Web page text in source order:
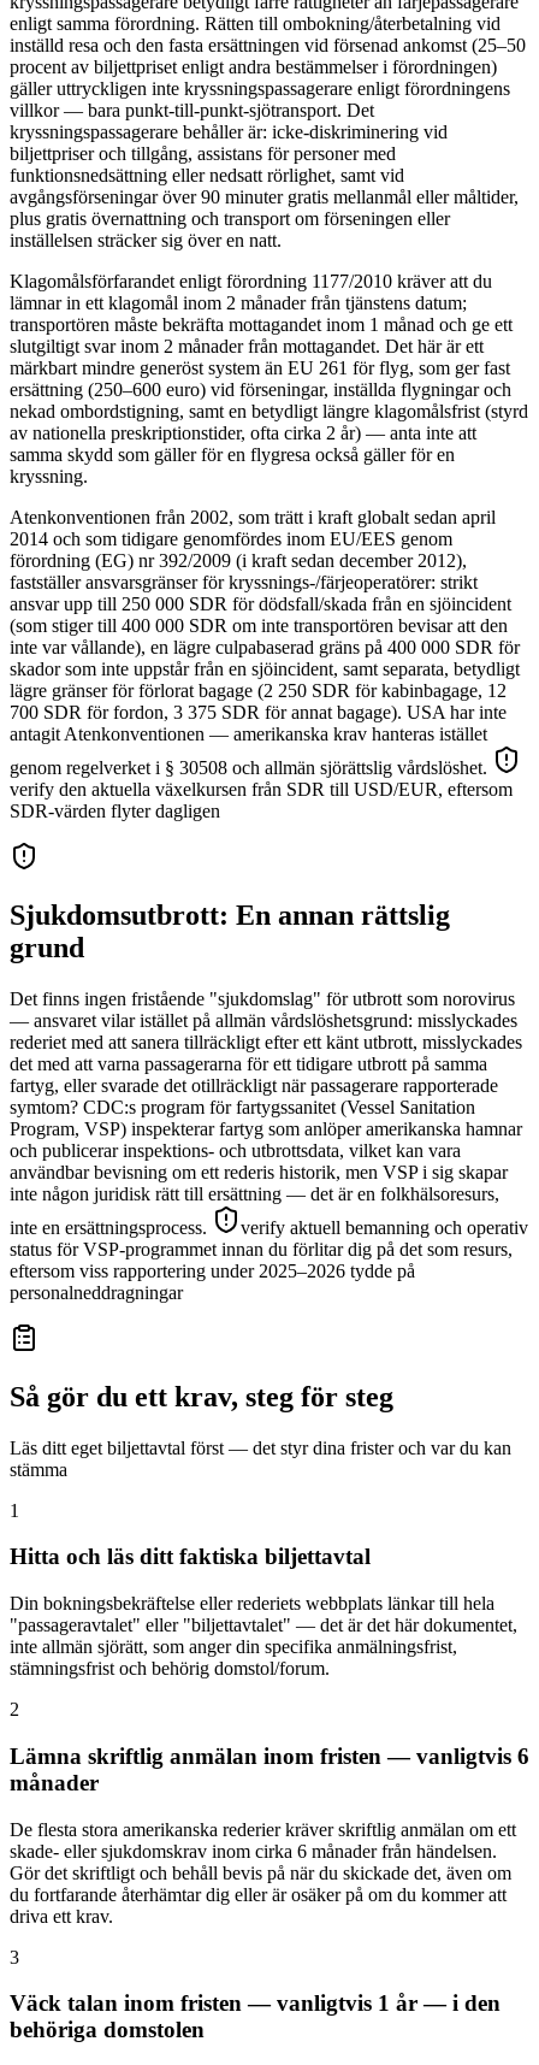
enligt samma förordning. Rätten till ombokning/återbetalning vid
inställd resa och den fasta ersättningen vid försenad ankomst (25–50
procent av biljettpriset enligt andra bestämmelser i förordningen)
gäller uttryckligen inte kryssningspassagerare enligt förordningens
villkor — bara punkt-till-punkt-sjötransport. Det
kryssningspassagerare behåller är: icke-diskriminering vid
biljettpriser och tillgång, assistans för personer med
funktionsnedsättning eller nedsatt rörlighet, samt vid
avgångsförseningar över 90 minuter gratis mellanmål eller måltider,
plus gratis övernattning och transport om förseningen eller
inställelsen sträcker sig över en natt.
Klagomålsförfarandet enligt förordning 1177/2010 kräver att du
lämnar in ett klagomål inom 2 månader från tjänstens datum;
transportören måste bekräfta mottagandet inom 1 månad och ge ett
slutgiltigt svar inom 2 månader från mottagandet. Det här är ett
märkbart mindre generöst system än EU 261 för flyg, som ger fast
ersättning (250–600 euro) vid förseningar, inställda flygningar och
nekad ombordstigning, samt en betydligt längre klagomålsfrist (styrd
av nationella preskriptionstider, ofta cirka 2 år) — anta inte att
samma skydd som gäller för en flygresa också gäller för en
kryssning.
Atenkonventionen från 2002, som trätt i kraft globalt sedan april
2014 och som tidigare genomfördes inom EU/EES genom
förordning (EG) nr 392/2009 (i kraft sedan december 2012),
fastställer ansvarsgränser för kryssnings-/färjeoperatörer: strikt
ansvar upp till 250 000 SDR för dödsfall/skada från en sjöincident
(som stiger till 400 000 SDR om inte transportören bevisar att den
inte var vållande), en lägre culpabaserad gräns på 400 000 SDR för
skador som inte uppstår från en sjöincident, samt separata, betydligt
lägre gränser för förlorat bagage (2 250 SDR för kabinbagage, 12
700 SDR för fordon, 3 375 SDR för annat bagage). USA har inte
antagit Atenkonventionen — amerikanska krav hanteras istället
genom regelverket i § 30508 och allmän sjörättslig vårdslöshet.
verify den aktuella växelkursen från SDR till USD/EUR, eftersom
SDR-värden flyter dagligen
Sjukdomsutbrott: En annan rättslig
grund
Det finns ingen fristående "sjukdomslag" för utbrott som norovirus
— ansvaret vilar istället på allmän vårdslöshetsgrund: misslyckades
rederiet med att sanera tillräckligt efter ett känt utbrott, misslyckades
det med att varna passagerarna för ett tidigare utbrott på samma
fartyg, eller svarade det otillräckligt när passagerare rapporterade
symtom? CDC:s program för fartygssanitet (Vessel Sanitation
Program, VSP) inspekterar fartyg som anlöper amerikanska hamnar
och publicerar inspektions- och utbrottsdata, vilket kan vara
användbar bevisning om ett rederis historik, men VSP i sig skapar
inte någon juridisk rätt till ersättning — det är en folkhälsoresurs,
inte en ersättningsprocess.
verify aktuell bemanning och operativ
status för VSP-programmet innan du förlitar dig på det som resurs,
eftersom viss rapportering under 2025–2026 tydde på
personalneddragningar
Så gör du ett krav, steg för steg
Läs ditt eget biljettavtal först — det styr dina frister och var du kan
stämma
1
Hitta och läs ditt faktiska biljettavtal
Din bokningsbekräftelse eller rederiets webbplats länkar till hela
"passageravtalet" eller "biljettavtalet" — det är det här dokumentet,
inte allmän sjörätt, som anger din specifika anmälningsfrist,
stämningsfrist och behörig domstol/forum.
2
Lämna skriftlig anmälan inom fristen — vanligtvis 6
månader
De flesta stora amerikanska rederier kräver skriftlig anmälan om ett
skade- eller sjukdomskrav inom cirka 6 månader från händelsen.
Gör det skriftligt och behåll bevis på när du skickade det, även om
du fortfarande återhämtar dig eller är osäker på om du kommer att
driva ett krav.
3
Väck talan inom fristen — vanligtvis 1 år — i den
behöriga domstolen